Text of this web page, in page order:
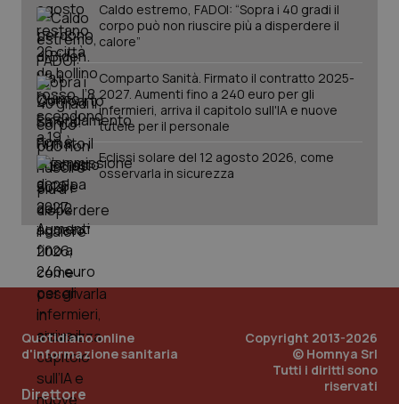
Salute orale & impianti
Sangue & coagulazione
Tiroide
Tumore al seno
Tumore ovarico
Tumori del Polmone & Testa Collo
Tumori gastrointestinali
Ulcera & Reflusso
Vaccini
Caldo estremo, FADOI: “Sopra i 40 gradi il
corpo può non riuscire più a disperdere il
calore”
Comparto Sanità. Firmato il contratto 2025-
2027. Aumenti fino a 240 euro per gli
infermieri, arriva il capitolo sull'IA e nuove
tutele per il personale
Eclissi solare del 12 agosto 2026, come
osservarla in sicurezza
Quotidiano online
d'informazione sanitaria
Direttore
Copyright 2013-2026
© Homnya Srl
Tutti i diritti sono
riservati
CookieScriptConsent
CookieScript
tracking-sites-ironfish-
tracking-enable
www.quotidianosanita.it
2